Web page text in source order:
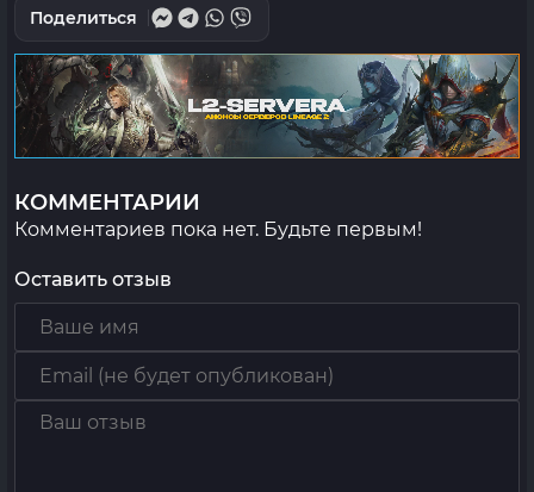
Поделиться
КОММЕНТАРИИ
Комментариев пока нет. Будьте первым!
Оставить отзыв